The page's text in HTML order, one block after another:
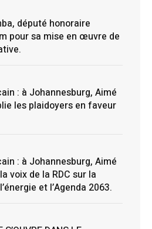
député honoraire
pour sa mise en œuvre de
: à Johannesburg, Aimé
les plaidoyers en faveur
: à Johannesburg, Aimé
voix de la RDC sur la
et l’Agenda 2063.